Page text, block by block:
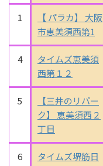
1
【 パラカ】 大阪
市恵美須西第1
4
タイムズ恵美須
西第１２
5
【三井のリパー
ク】 恵美須西２
丁目
6
タイムズ堺筋日